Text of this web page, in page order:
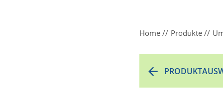
Home Produkte